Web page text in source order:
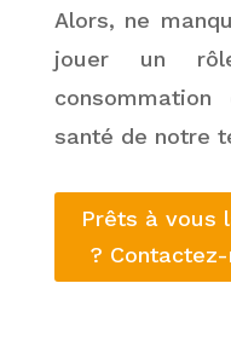
Alors, ne
jouer un
santé de notre
Prêts à vous
?